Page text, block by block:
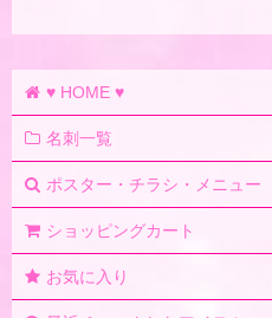
♥ HOME ♥
名刺一覧
ポスター・チラシ・メニュー
ショッピングカート
お気に入り